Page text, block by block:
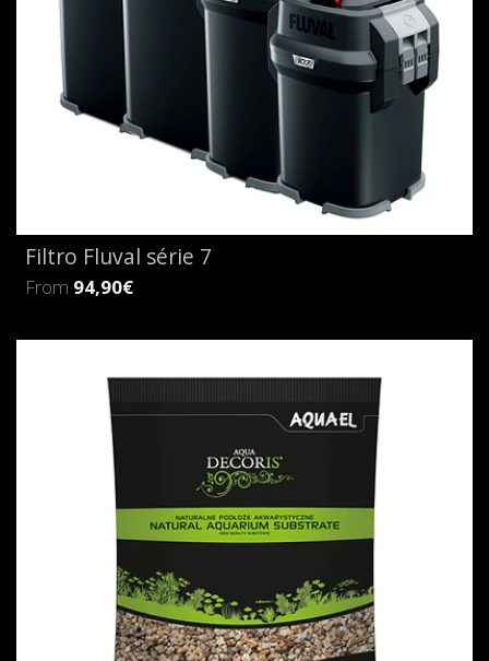
Filtro Fluval série 7
From 94,90€